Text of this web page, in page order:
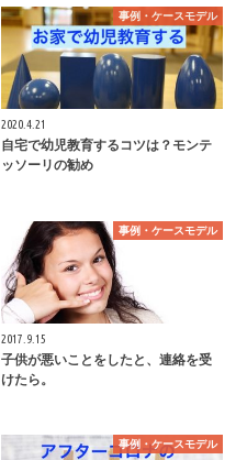
事例・ケースモデル
2020.4.21
自宅で幼児教育するコツは？モンテ
ッソーリの勧め
事例・ケースモデル
2017.9.15
子供が悪いことをしたと、連絡を受
けたら。
事例・ケースモデル